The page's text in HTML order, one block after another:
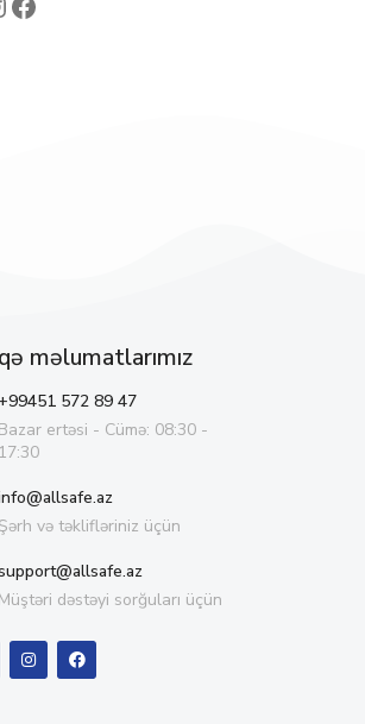
məlumatlarımız
572 89 47
Bazar ertəsi - Cümə: 08:30 -
17:30
Şərh və təklifləriniz üçün
Müştəri dəstəyi sorğuları üçün